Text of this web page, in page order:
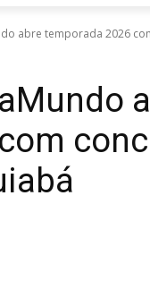
abre temporada 2026